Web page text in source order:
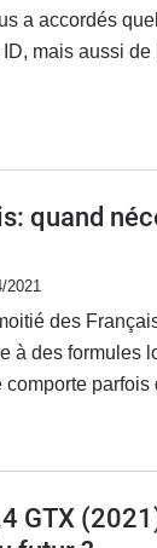
a accordés
mais aussi
quand
2021
des
à des formules
comporte parfois
GTX